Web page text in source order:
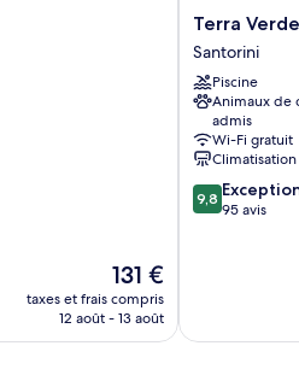
Le
nouveau
prix
131 €
taxes et frais compris
12 août - 13 août
Terra
Verde
Oia
by
K&K
Santorini
Terra
Santorini
Piscine
Animaux de
admis
Wi-Fi gratuit
Climatisation
9.8
sur
9,8
95 avis